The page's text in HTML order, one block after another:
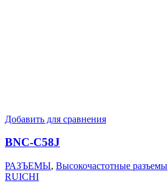
Добавить для сравнения
BNC-C58J
РАЗЪЕМЫ, Высокочастотные разъемы
RUICHI